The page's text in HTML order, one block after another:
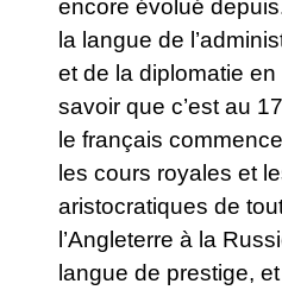
encore évolué
la langue de
et de la diplomatie
savoir que c’est au
le français
les cours royales et
aristocratiques de
l’Angleterre à la
langue de prestige,